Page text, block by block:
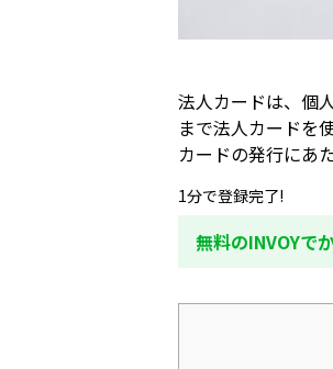
法人カードは、個
まで法人カードを
カードの発行にあ
1分で登録完了!
無料のINVOYで